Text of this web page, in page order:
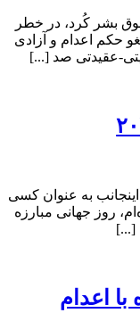
بشر کُرد، در خطر
حکم اعدام و آزادی
عقیدتی صد [...]
اینجانب به عنوان کسی
روز جهانی مبارزه
[...]
اعدام